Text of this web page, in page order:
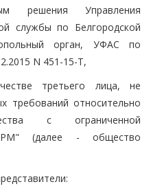
решения Управления
службы по Белгородской
орган, УФАС по
N 451-15-Т,
третьего лица, не
требований относительно
с ограниченной
(далее - общество